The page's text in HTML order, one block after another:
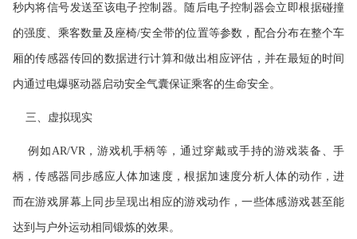
秒内将信号发送至该电子控制器。随后电子控制器会立即根据碰撞
的强度、乘客数量及座椅/安全带的位置等参数，配合分布在整个车
厢的传感器传回的数据进行计算和做出相应评估，并在最短的时间
内通过电爆驱动器启动安全气囊保证乘客的生命安全。
三、虚拟现实
例如 AR/VR ，游戏机手柄等，通过穿戴或手持的游戏装备、手
柄，传感器同步感应人体加速度，根据加速度分析人体的动作，进
而在游戏屏幕上同步呈现出相应的游戏动作，一些体感游戏甚至能
达到与户外运动相同锻炼的效果。